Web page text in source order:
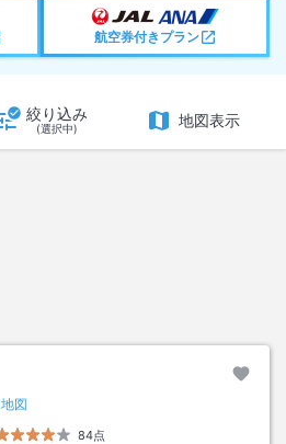
航空券付きプラン
絞り込み
(選択中) 地図表示
地図
84点